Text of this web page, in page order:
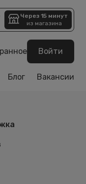
Через 15 минут
из магазина
Войти
Блог Вакансии